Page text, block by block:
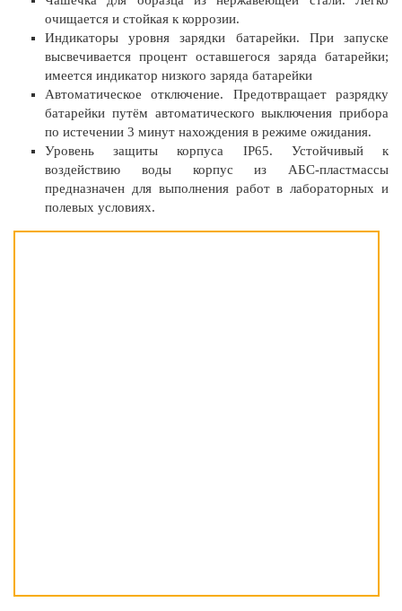
очищается и стойкая к коррозии.
Индикаторы уровня зарядки батарейки. При запуске
высвечивается процент оставшегося заряда батарейки;
имеется индикатор низкого заряда батарейки
Автоматическое отключение. Предотвращает разрядку
батарейки путём автоматического выключения прибора
по истечении 3 минут нахождения в режиме ожидания.
Уровень защиты корпуса IP65. Устойчивый к
воздействию воды корпус из АБС-пластмассы
предназначен для выполнения работ в лабораторных и
полевых условиях.